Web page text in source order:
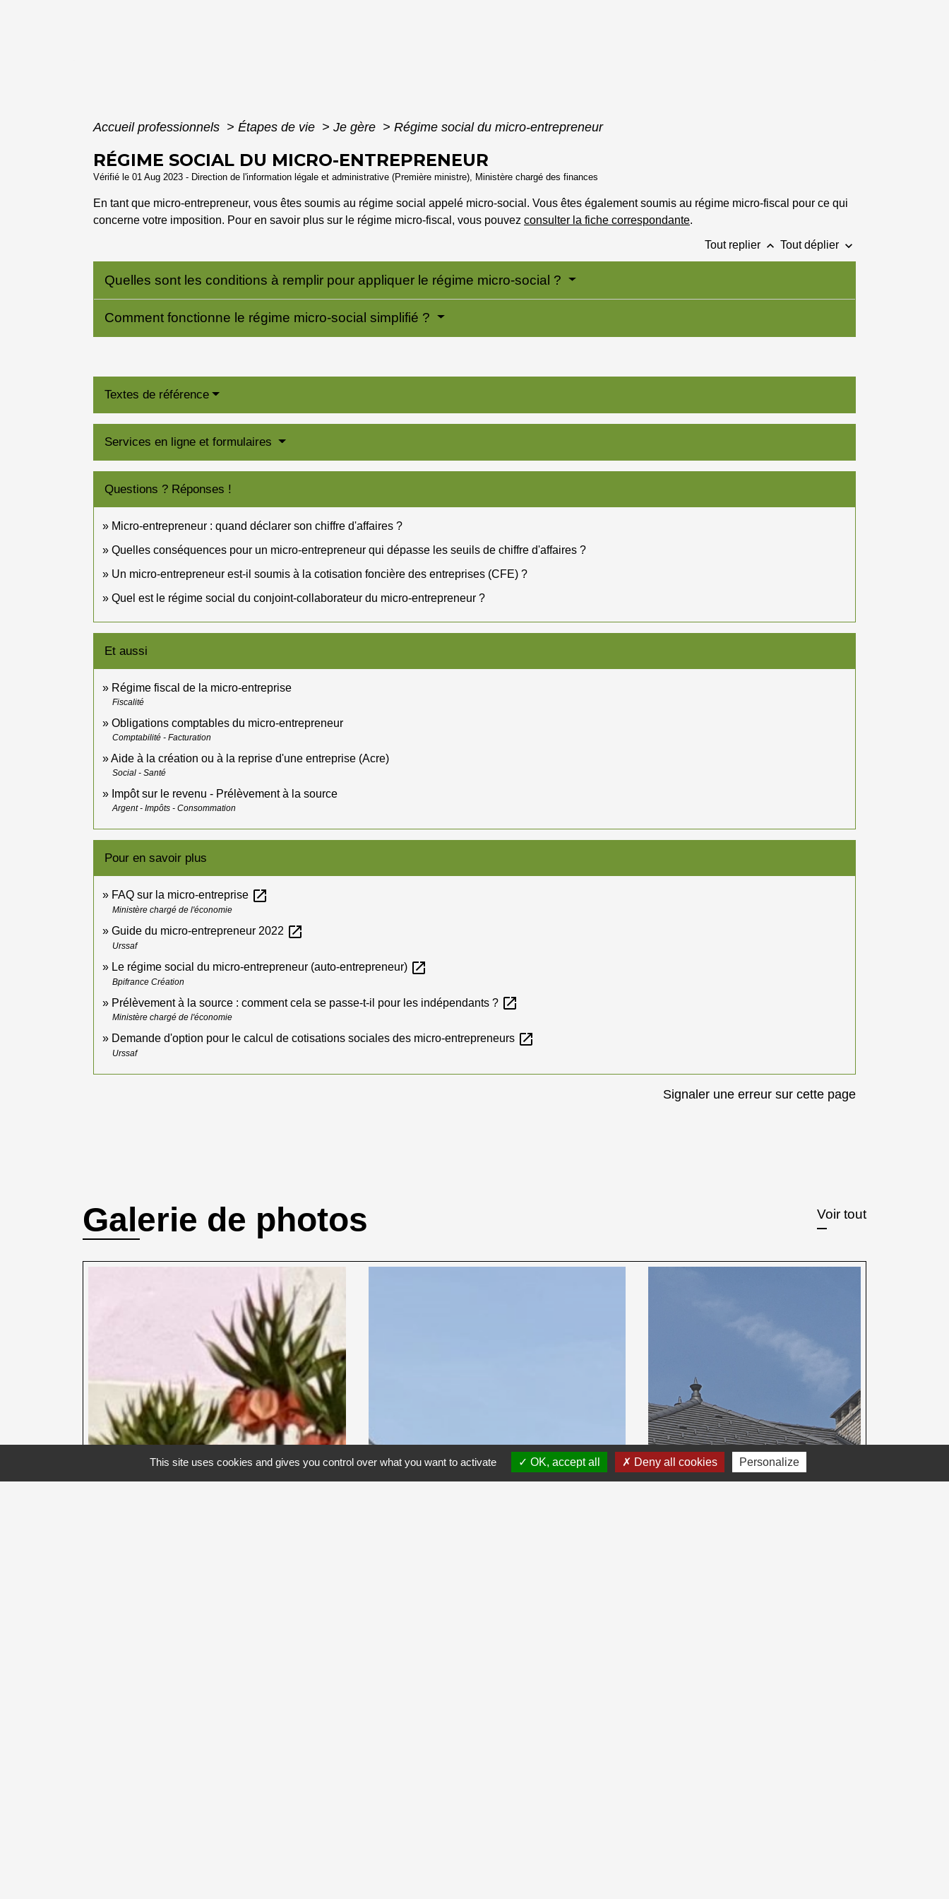
Accueil professionnels > Étapes de vie > Je gère > Régime social du micro-entrepreneur
RÉGIME SOCIAL DU MICRO-ENTREPRENEUR
Vérifié le 01 Aug 2023 - Direction de l'information légale et administrative (Première ministre), Ministère chargé des finances
En tant que micro-entrepreneur, vous êtes soumis au régime social appelé micro-social. Vous êtes également soumis au régime micro-fiscal pour ce qui
concerne votre imposition. Pour en savoir plus sur le régime micro-fiscal, vous pouvez consulter la fiche correspondante.
Tout replier keyboard_arrow_up Tout déplier keyboard_arrow_down
Quelles sont les conditions à remplir pour appliquer le régime micro-social ?
Comment fonctionne le régime micro-social simplifié ?
Textes de référence
Services en ligne et formulaires
Questions ? Réponses !
Micro-entrepreneur : quand déclarer son chiffre d'affaires ?
Quelles conséquences pour un micro-entrepreneur qui dépasse les seuils de chiffre d'affaires ?
Un micro-entrepreneur est-il soumis à la cotisation foncière des entreprises (CFE) ?
Quel est le régime social du conjoint-collaborateur du micro-entrepreneur ?
Et aussi
Régime fiscal de la micro-entreprise
Fiscalité
Obligations comptables du micro-entrepreneur
Comptabilité - Facturation
Aide à la création ou à la reprise d'une entreprise (Acre)
Social - Santé
Impôt sur le revenu - Prélèvement à la source
Argent - Impôts - Consommation
Pour en savoir plus
FAQ sur la micro-entreprise open_in_new
Ministère chargé de l'économie
Guide du micro-entrepreneur 2022 open_in_new
Urssaf
Le régime social du micro-entrepreneur (auto-entrepreneur) open_in_new
Bpifrance Création
Prélèvement à la source : comment cela se passe-t-il pour les indépendants ? open_in_new
Ministère chargé de l'économie
Demande d'option pour le calcul de cotisations sociales des micro-entrepreneurs open_in_new
Urssaf
Signaler une erreur sur cette page
Galerie de photos Voir tout
This site uses cookies and gives you control over what you want to activate OK, accept all Deny all cookies Personalize